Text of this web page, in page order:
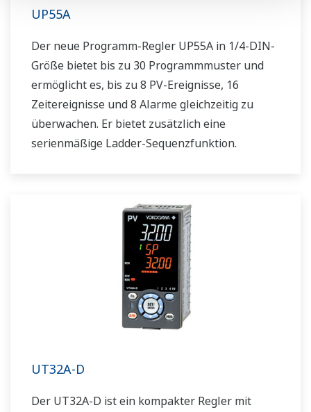
UP55A
Der neue Programm-Regler UP55A in 1/4-DIN-
Größe bietet bis zu 30 Programmmuster und
ermöglicht es, bis zu 8 PV-Ereignisse, 16
Zeitereignisse und 8 Alarme gleichzeitig zu
überwachen. Er bietet zusätzlich eine
serienmäßige Ladder-Sequenzfunktion.
UT32A-D
Der UT32A-D ist ein kompakter Regler mit